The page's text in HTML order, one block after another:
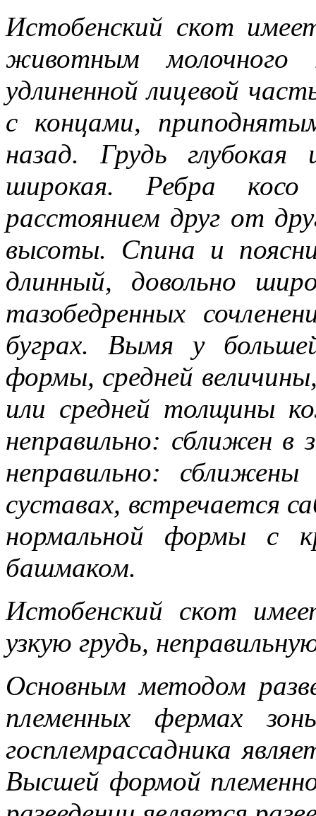
Истобенский скот
животным молочного
удлиненной лицевой
с концами,
назад. Грудь
широкая. Ребра
расстоянием друг от
высоты. Спина и
длинный, довольно
тазобедренных
буграх. Вымя у
формы, средней
или средней толщины
неправильно: сближен в
неправильно:
суставах, встречается
нормальной формы с
башмаком.
Истобенский скот
узкую грудь,
Основным методом
племенных фермах
госплемрассадника
Высшей формой